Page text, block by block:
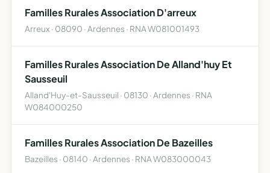
Familles Rurales Association D'arreux
Arreux · 08090 · Ardennes · RNA W081001493
Familles Rurales Association De Alland'huy Et
Sausseuil
Alland'Huy-et-Sausseuil · 08130 · Ardennes · RNA
W084000250
Familles Rurales Association De Bazeilles
Bazeilles · 08140 · Ardennes · RNA W083000043